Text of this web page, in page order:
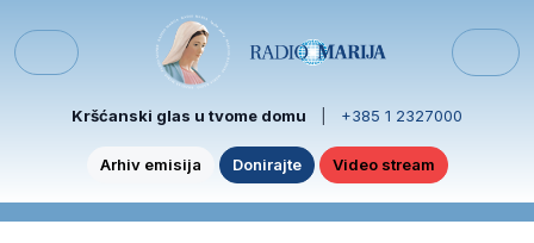
Menu
Kršćanski glas u tvome domu +385 1 2327000
Arhiv emisija Donirajte Video stream